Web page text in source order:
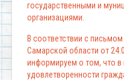
государственными и
организациями.
В соответствии с
Самарской области от
информируем о том, что в
удовлетворенности